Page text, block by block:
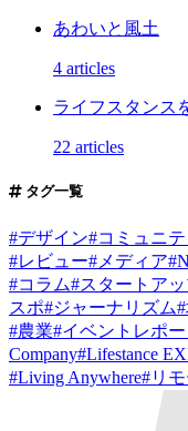
あわいと風土
4 articles
ライフスタンス
22 articles
タグ一覧
#デザイン#コミュニテ
#レビュー# メディア#
#コラム#スタートア
スポ#ジャーナリズム#
#農業#イベントレポー
Company#Lifestance
#Living Anywhere#リ